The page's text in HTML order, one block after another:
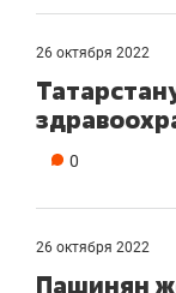
26 октября 2022
0
26 октября 2022
Пашинян